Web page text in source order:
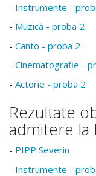
- Instrumente -
- Muzică - proba 2
- Canto - proba 2
- Cinematografie -
- Actorie - proba 2
Rezultate
admitere la
- PIPP Severin
- Instrumente -